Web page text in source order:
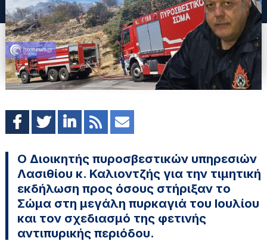
Ο Διοικητής πυροσβεστικών υπηρεσιών
Λασιθίου κ. Καλιοντζής για την τιμητική
εκδήλωση προς όσους στήριξαν το
Σώμα στη μεγάλη πυρκαγιά του Ιουλίου
και τον σχεδιασμό της φετινής
αντιπυρικής περιόδου.